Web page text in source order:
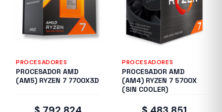
PROCESADORES
PROCESADOR AMD
(AM5) RYZEN 7 7700X3D
PROCESADORES
PROCESADOR AMD
(AM4) RYZEN 7 5700X
(SIN COOLER)